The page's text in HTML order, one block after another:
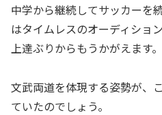
中学から継続してサッカーを
はタイムレスのオーディショ
上達ぶりからもうかがえます。
文武両道を体現する姿勢が、
ていたのでしょう。